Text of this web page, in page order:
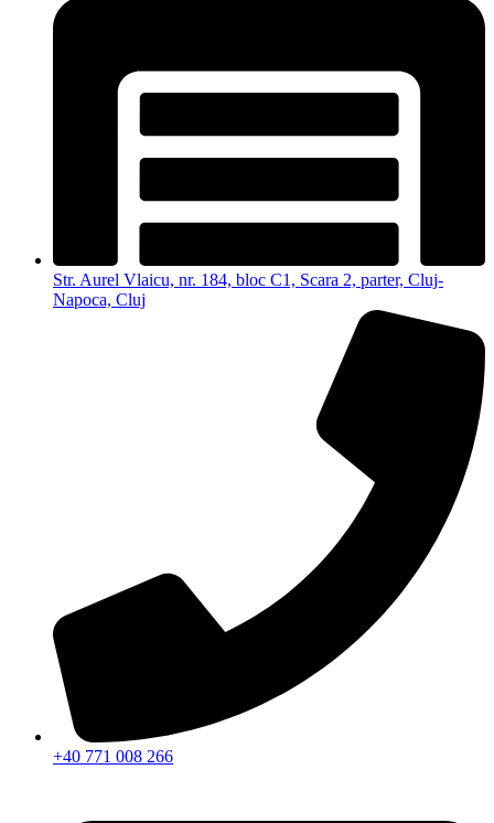
Str. Aurel Vlaicu, nr. 184, bloc C1, Scara 2, parter, Cluj-
Napoca, Cluj
+40 771 008 266